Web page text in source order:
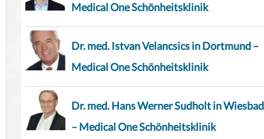
Medical One Schönheitsklinik
Dr. med. Istvan Velancsics in Dortmund –
Medical One Schönheitsklinik
Dr. med. Hans Werner Sudholt in
– Medical One Schönheitsklinik